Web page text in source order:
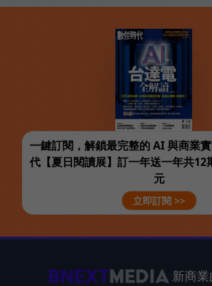
一鍵訂閱，解鎖最完整的 AI 與商業
代【夏日閱讀展】訂一年送一年共12
元
立即訂閱 >>
新商